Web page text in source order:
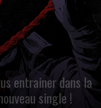
entrainer dans la
single !